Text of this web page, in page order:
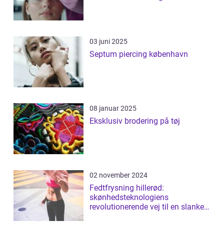
03 juni 2025
Septum piercing københavn
08 januar 2025
Eksklusiv brodering på tøj
02 november 2024
Fedtfrysning hillerød:
skønhedsteknologiens
revolutionerende vej til en slankere